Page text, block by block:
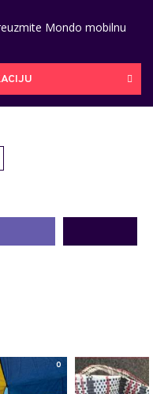
Mondo mobilnu
0